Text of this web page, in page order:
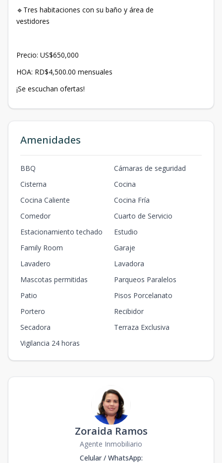
🔹 Tres habitaciones con su baño y área de
vestidores
Precio: US$650,000
HOA: RD$4,500.00 mensuales
¡Se escuchan ofertas!
Amenidades
BBQ
Cámaras de seguridad
Cisterna
Cocina
Cocina Caliente
Cocina Fría
Comedor
Cuarto de Servicio
Estacionamiento techado
Estudio
Family Room
Garaje
Lavadero
Lavadora
Mascotas permitidas
Parqueos Paralelos
Patio
Pisos Porcelanato
Portero
Recibidor
Secadora
Terraza Exclusiva
Vigilancia 24 horas
Zoraida Ramos
Agente Inmobiliario
Celular / WhatsApp: